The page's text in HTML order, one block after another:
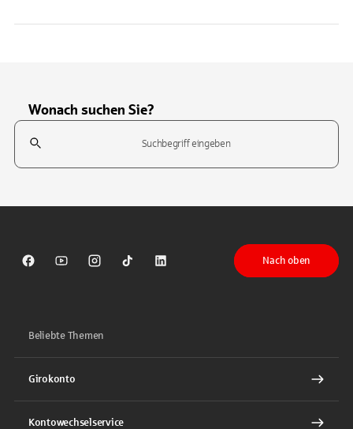
Wonach suchen Sie?
Suchfeld
Sparkasse auf Facebook
Sparkasse auf Youtube
Sparkasse auf Instagram
Sparkasse auf TikTok
Sparkasse auf LinkedIn
Nach oben
Beliebte Themen
Girokonto
Kontowechselservice